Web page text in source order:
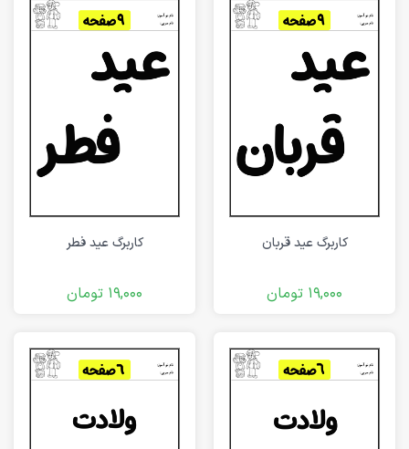
کاربرگ عید قربان
19,000 تومان
کاربرگ عید فطر
19,000 تومان